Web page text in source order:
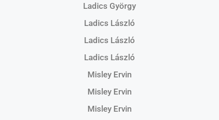
Ladics György
Ladics László
Ladics László
Ladics László
Misley Ervin
Misley Ervin
Misley Ervin